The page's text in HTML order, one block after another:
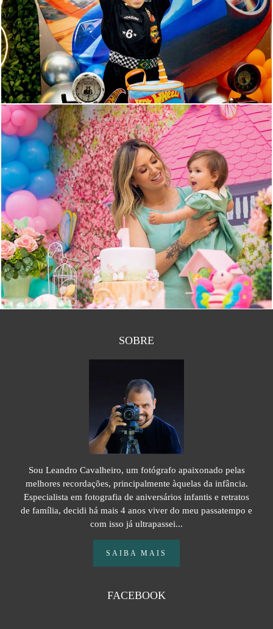
SOBRE
Sou Leandro Cavalheiro, um fotógrafo apaixonado pelas
melhores recordações, principalmente àquelas da infância.
Especialista em fotografia de aniversários infantis e retratos
de família, decidi há mais 4 anos viver do meu passatempo e
com isso já ultrapassei...
SAIBA MAIS
FACEBOOK